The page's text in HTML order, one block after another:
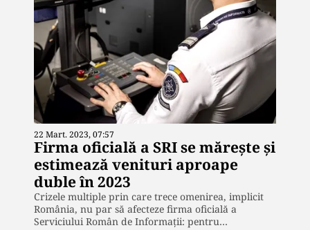
22 Mart. 2023, 07:57
Firma oficială a SRI se mărește și
estimează venituri aproape
duble în 2023
Crizele multiple prin care trece omenirea, implicit
România, nu par să afecteze firma oficială a
Serviciului Român de Informații: pentru…